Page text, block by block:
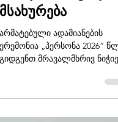
ხელოვანი,
და მომავალ
ადამიანების
„პერსონა 2026“